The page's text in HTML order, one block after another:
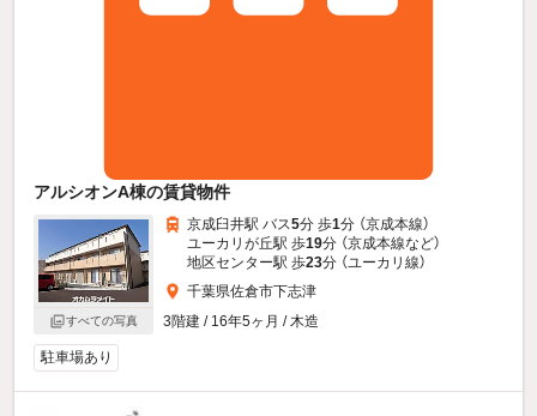
アルシオンA棟の賃貸物件
すべての写真
京成臼井駅 バス5分 歩1分 （京成本線）
ユーカリが丘駅 歩19分 （京成本線など）
地区センター駅 歩23分 （ユーカリ線）
千葉県佐倉市下志津
3階建 / 16年5ヶ月 / 木造
駐車場あり